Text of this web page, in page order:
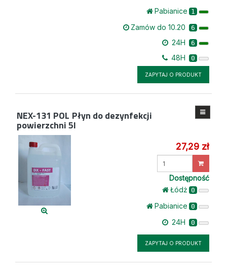
Pabianice 1
Zamów do 10.20 6
24H 6
48H 0
ZAPYTAJ O PRODUKT
NEX-131 POL Płyn do dezynfekcji
powierzchni 5l
27,29 zł
Dostępność
Łódż 0
Pabianice 0
24H 0
ZAPYTAJ O PRODUKT